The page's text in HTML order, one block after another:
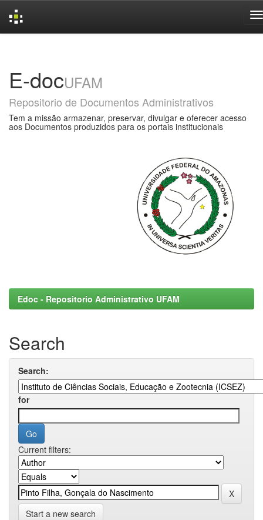
E-docUFAM
Repositorio de Documentos Administrativos
Tem a missão armazenar, preservar, divulgar e oferecer acesso
aos Documentos produzidos para os portais institucionais
Edoc - Repositorio Administrativo UFAM
Search
Search:
for
Current filters:
Start a new search